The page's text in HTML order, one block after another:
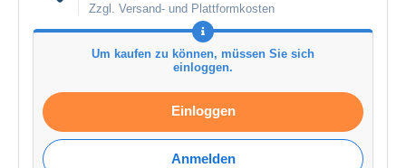
Zzgl. Versand- und Plattformkosten
Um kaufen zu können, müssen Sie sich
einloggen.
Einloggen
Anmelden